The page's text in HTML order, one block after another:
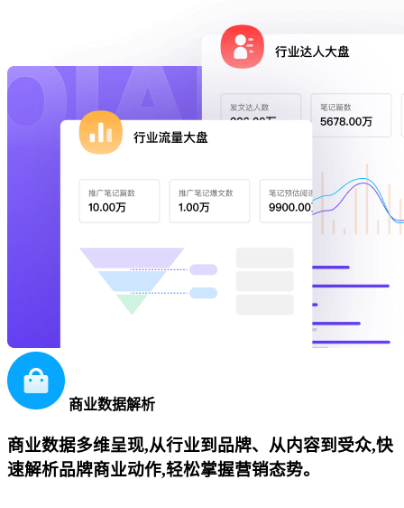
商业数据解析
商业数据多维呈现,从行业到品牌、从内容到受众,快
速解析品牌商业动作,轻松掌握营销态势。